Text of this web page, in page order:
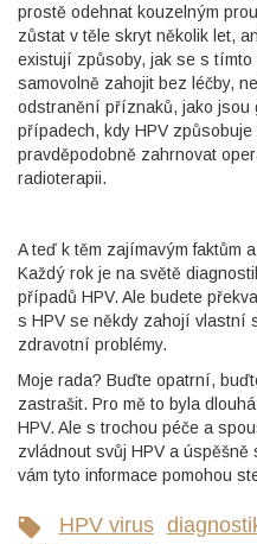
prostě odehnat kouzelným
zůstat v těle skryt několik let,
existují způsoby, jak se s
samovolně zahojit bez léčby,
odstranění příznaků, jako jsou
případech, kdy HPV
pravděpodobně zahrnovat
radioterapii.
A teď k těm zajímavým faktům
Každý rok je na světě
případů HPV. Ale budete
s HPV se někdy zahojí vlastní
zdravotní problémy.
Moje rada? Buďte opatrní,
zastrašit. Pro mě to byla
HPV. Ale s trochou péče a
zvládnout svůj HPV a
vám tyto informace pomohou
HPV virus